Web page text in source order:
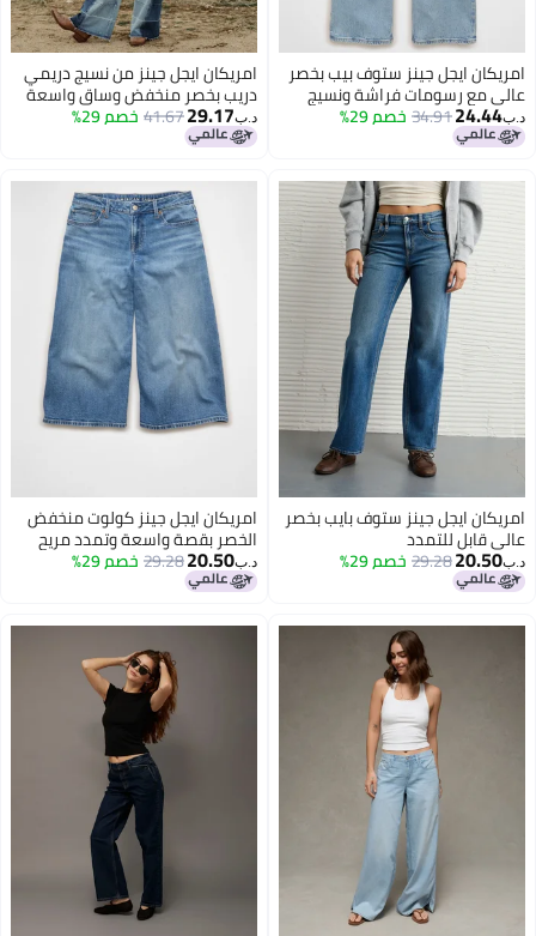
امريكان ايجل جينز ستوف بيب بخصر
عالي مع رسومات فراشة ونسيج
مطاطي
د.ب‏24.44
34.91خصم 29%
امريكان ايجل جينز من نسيج دريمي
دريب بخصر منخفض وساق واسعة
للغاية
د.ب‏29.17
41.67خصم 29%
امريكان ايجل جينز ستوف بايب بخصر
عالي قابل للتمدد
د.ب‏20.50
29.28خصم 29%
امريكان ايجل جينز كولوت منخفض
الخصر بقصة واسعة وتمدد مريح
د.ب‏20.50
29.28خصم 29%